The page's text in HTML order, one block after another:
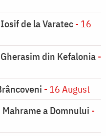
de la Varatec- 16
din Kefalonia-
- 16 August
a Domnului -